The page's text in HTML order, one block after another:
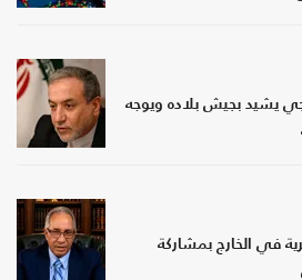
يشيد بجيش بلاده ويوجه
في الخارج بمشاركة